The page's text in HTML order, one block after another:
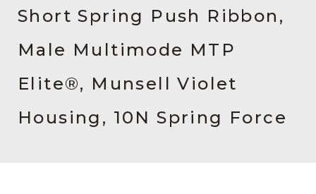
产品
资源
关于我们
Short Spring Push Ribbon,
Male Multimode MTP
Elite®, Munsell Violet
Housing, 10N Spring Force